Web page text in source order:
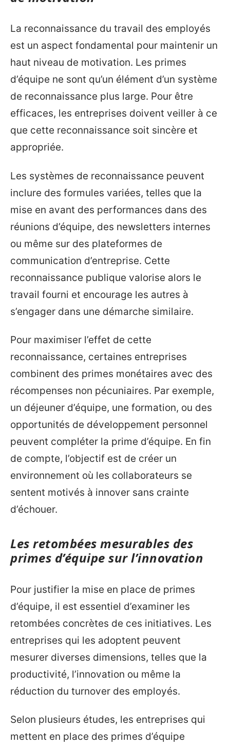
La reconnaissance du travail des employés
est un aspect fondamental pour maintenir un
haut niveau de motivation. Les primes
d’équipe ne sont qu’un élément d’un système
de reconnaissance plus large. Pour être
efficaces, les entreprises doivent veiller à ce
que cette reconnaissance soit sincère et
appropriée.
Les systèmes de reconnaissance peuvent
inclure des formules variées, telles que la
mise en avant des performances dans des
réunions d’équipe, des newsletters internes
ou même sur des plateformes de
communication d’entreprise. Cette
reconnaissance publique valorise alors le
travail fourni et encourage les autres à
s’engager dans une démarche similaire.
Pour maximiser l’effet de cette
reconnaissance, certaines entreprises
combinent des primes monétaires avec des
récompenses non pécuniaires. Par exemple,
un déjeuner d’équipe, une formation, ou des
opportunités de développement personnel
peuvent compléter la prime d’équipe. En fin
de compte, l’objectif est de créer un
environnement où les collaborateurs se
sentent motivés à innover sans crainte
d’échouer.
Les retombées mesurables des
primes d’équipe sur l’innovation
Pour justifier la mise en place de primes
d’équipe, il est essentiel d’examiner les
retombées concrètes de ces initiatives. Les
entreprises qui les adoptent peuvent
mesurer diverses dimensions, telles que la
productivité, l’innovation ou même la
réduction du turnover des employés.
Selon plusieurs études, les entreprises qui
mettent en place des primes d’équipe